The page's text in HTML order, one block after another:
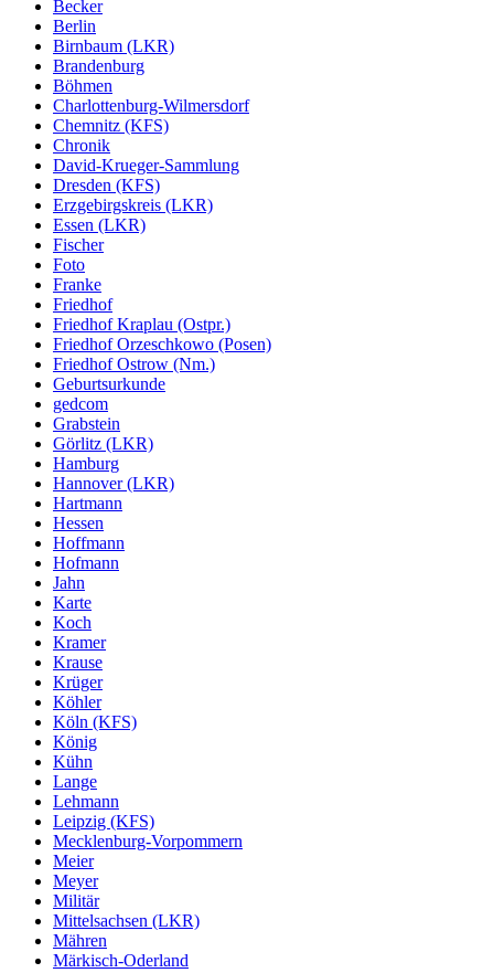
Becker
Berlin
Birnbaum (LKR)
Brandenburg
Böhmen
Charlottenburg-Wilmersdorf
Chemnitz (KFS)
Chronik
David-Krueger-Sammlung
Dresden (KFS)
Erzgebirgskreis (LKR)
Essen (LKR)
Fischer
Foto
Franke
Friedhof
Friedhof Kraplau (Ostpr.)
Friedhof Orzeschkowo (Posen)
Friedhof Ostrow (Nm.)
Geburtsurkunde
gedcom
Grabstein
Görlitz (LKR)
Hamburg
Hannover (LKR)
Hartmann
Hessen
Hoffmann
Hofmann
Jahn
Karte
Koch
Kramer
Krause
Krüger
Köhler
Köln (KFS)
König
Kühn
Lange
Lehmann
Leipzig (KFS)
Mecklenburg-Vorpommern
Meier
Meyer
Militär
Mittelsachsen (LKR)
Mähren
Märkisch-Oderland